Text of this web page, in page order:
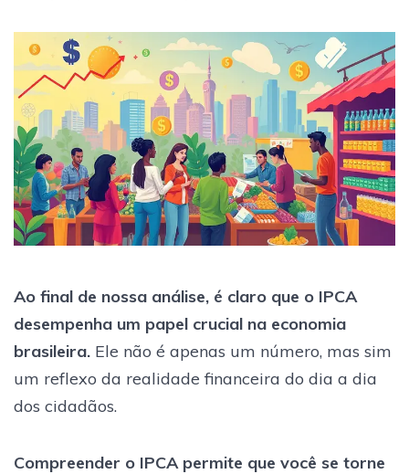
Ao final de nossa análise, é claro que o IPCA
desempenha um papel crucial na economia
brasileira. Ele não é apenas um número, mas sim
um reflexo da realidade financeira do dia a dia
dos cidadãos.
Compreender o IPCA permite que você se torne